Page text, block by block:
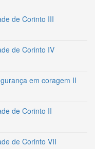
de Corinto III
de Corinto IV
em coragem II
de Corinto II
de Corinto VII